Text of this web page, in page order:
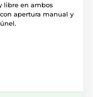
libre en ambos
apertura manual y